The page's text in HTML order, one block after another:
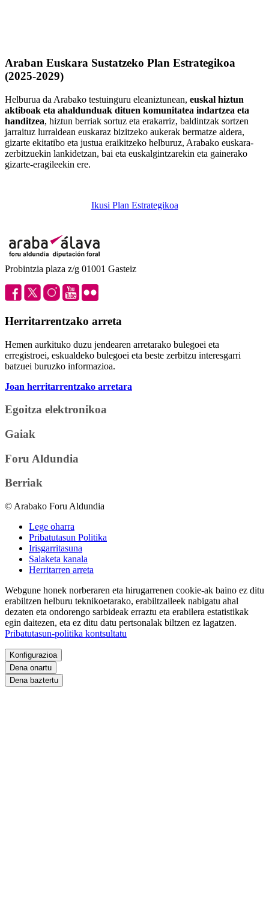
Araban Euskara Sustatzeko Plan Estrategikoa
(2025-2029)
Helburua da Arabako testuinguru eleaniztunean, euskal hiztun
aktiboak eta ahaldunduak dituen komunitatea indartzea eta
handitzea, hiztun berriak sortuz eta erakarriz, baldintzak sortzen
jarraituz lurraldean euskaraz bizitzeko aukerak bermatze aldera,
gizarte ekitatibo eta justua eraikitzeko helburuz, Arabako euskara-
zerbitzuekin lankidetzan, bai eta euskalgintzarekin eta gainerako
gizarte-eragileekin ere.
Ikusi Plan Estrategikoa
Probintzia plaza z/g 01001 Gasteiz
Herritarrentzako arreta
Hemen aurkituko duzu jendearen arretarako bulegoei eta
erregistroei, eskualdeko bulegoei eta beste zerbitzu interesgarri
batzuei buruzko informazioa.
Joan herritarrentzako arretara
Egoitza elektronikoa
Gaiak
Foru Aldundia
Berriak
© Arabako Foru Aldundia
Lege oharra
Pribatutasun Politika
Irisgarritasuna
Salaketa kanala
Herritarren arreta
Webgune honek norberaren eta hirugarrenen cookie-ak baino ez ditu
erabiltzen helburu teknikoetarako, erabiltzaileek nabigatu ahal
dezaten eta ondorengo sarbideak erraztu eta erabilera estatistikak
egin daitezen, eta ez ditu datu pertsonalak biltzen ez lagatzen.
Pribatutasun-politika kontsultatu
Konfigurazioa
Dena onartu
Dena baztertu